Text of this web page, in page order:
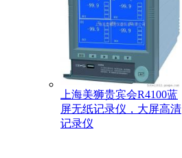
上海美狮贵宾会R4100蓝
屏无纸记录仪，大屏高清
记录仪